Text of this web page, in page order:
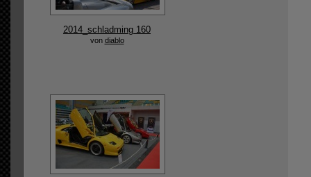
2014_schladming 160
von diablo